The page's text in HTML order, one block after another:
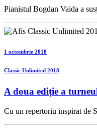
Pianistul Bogdan Vaida a
1 octombrie 2018
Classic Unlimited 2018
A doua ediție a
Cu un repertoriu inspirat de